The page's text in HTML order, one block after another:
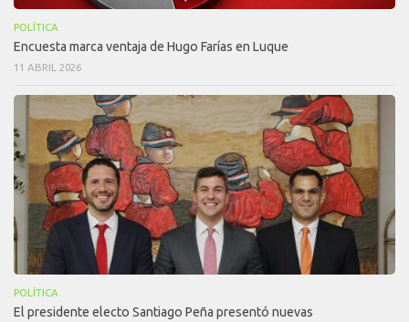
POLÍTICA
Encuesta marca ventaja de Hugo Farías en Luque
11 ABRIL 2026
POLÍTICA
El presidente electo Santiago Peña presentó nuevas